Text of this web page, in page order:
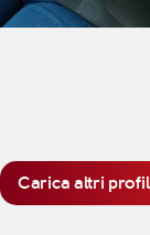
Carica altri